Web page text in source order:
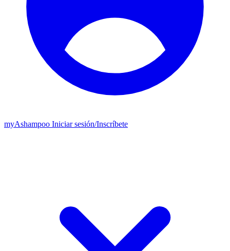
myAshampoo Iniciar sesión/Inscríbete